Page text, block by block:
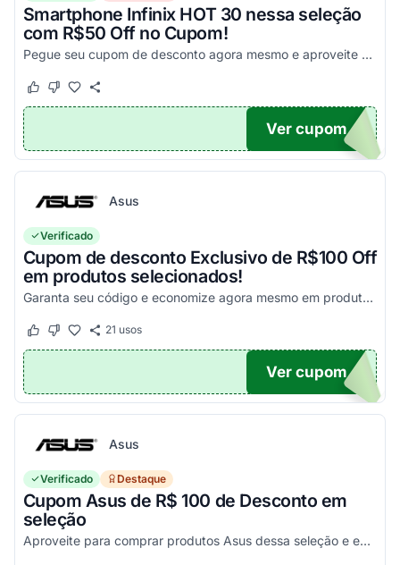
Smartphone Infinix HOT 30 nessa seleção
com R$50 Off no Cupom!
Pegue seu cupom de desconto agora mesmo e aproveite esta incrível oportunidade para economizar nas suas compras com este código!
Este cupom funcionou
Este cupom não funcionou
X50
Ver cupom
Asus
Verificado
Cupom de desconto Exclusivo de R$100 Off
em produtos selecionados!
Garanta seu código e economize agora mesmo em produtos selecionados!
Este cupom funcionou
Este cupom não funcionou
21 usos
100
Ver cupom
Asus
Verificado Destaque
Cupom Asus de R$ 100 de Desconto em
seleção
Aproveite para comprar produtos Asus dessa seleção e economize! - E1504FA-NJ1287